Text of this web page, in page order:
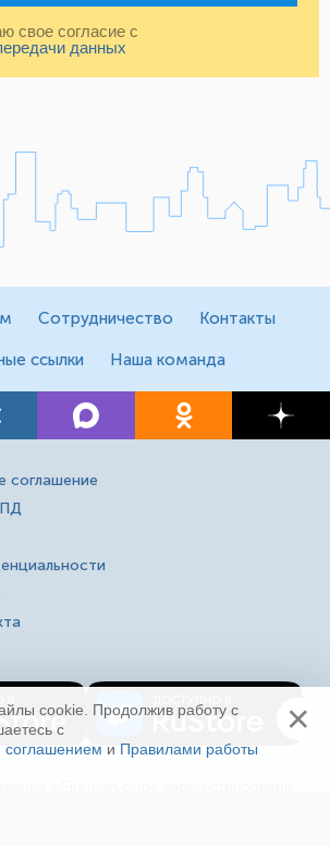
свое согласие с
данных
Сотрудничество Контакты
ссылки Наша команда
соглашение
cookie. Продолжив работу с
с
соглашением и Правилами работы
×